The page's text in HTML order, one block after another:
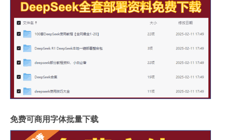
免费可商用字体批量下载